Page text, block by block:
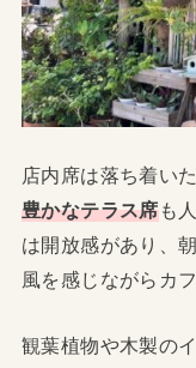
店内席は落ち着い
豊かなテラス席も
は開放感があり、
風を感じながらカ
観葉植物や木製の